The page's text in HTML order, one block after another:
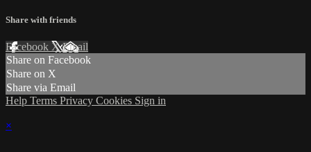
Share with friends
Facebook XEmail
Share on Facebook
Share on X
Share via Email
Help Terms Privacy Cookies Sign in
×